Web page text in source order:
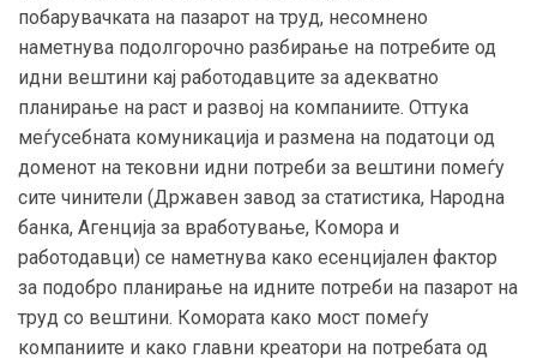
побарувачката на пазарот на труд, несомнено
наметнува подолгорочно разбирање на потребите од
идни вештини кај работодавците за адекватно
планирање на раст и развој на компаниите. Оттука
меѓусебната комуникација и размена на податоци од
доменот на тековни идни потреби за вештини помеѓу
сите чинители (Државен завод за статистика, Народна
банка, Агенција за вработување, Комора и
работодавци) се наметнува како есенцијален фактор
за подобро планирање на идните потреби на пазарот на
труд со вештини. Комората како мост помеѓу
компаниите и како главни креатори на потребата од